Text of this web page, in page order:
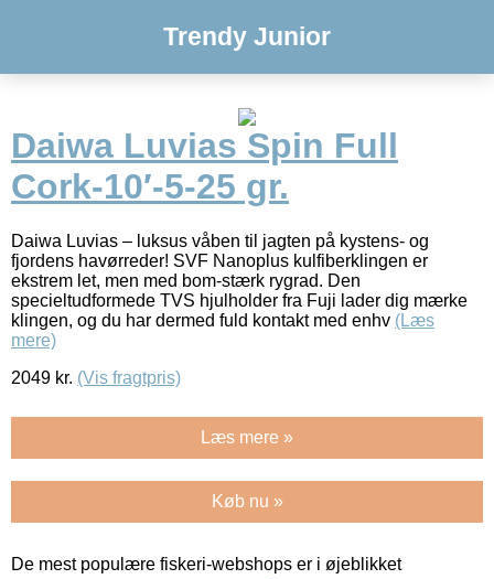
Trendy Junior
Daiwa Luvias Spin Full
Cork-10′-5-25 gr.
Daiwa Luvias – luksus våben til jagten på kystens- og
fjordens havørreder! SVF Nanoplus kulfiberklingen er
ekstrem let, men med bom-stærk rygrad. Den
specieltudformede TVS hjulholder fra Fuji lader dig mærke
klingen, og du har dermed fuld kontakt med enhv (Læs
mere)
2049 kr. (Vis fragtpris)
Læs mere »
Køb nu »
De mest populære fiskeri-webshops er i øjeblikket